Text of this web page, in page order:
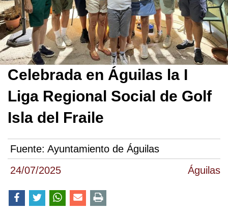
24/07/2025 Águilas
Celebrada en Águilas la I
Liga Regional Social de Golf
Isla del Fraile
Fuente: Ayuntamiento de Águilas